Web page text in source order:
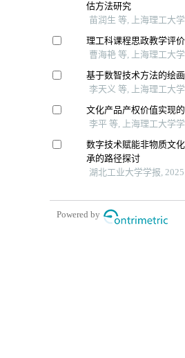
估方法研究
苗润生 等, 上海理工大
理工科课程思政教学评
曹海艳 等, 上海理工大
基于数智技术方法的绘
李天义 等, 上海理工大
文化产品产权价值实现
李平 等, 上海理工大学
数字技术赋能非物质文
承的路径探讨
湖北工业大学学报, 2025
Powered by